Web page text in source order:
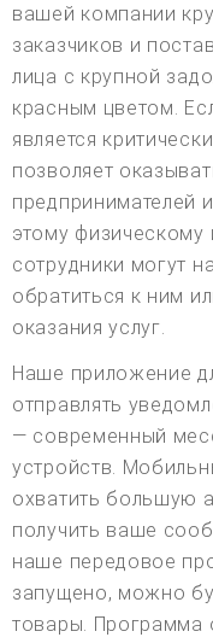
вашей компании
заказчиков и
лица с крупной
красным цветом.
является
позволяет
предпринимателей
этому физическому
сотрудники могут
обратиться к ним
оказания услуг.
Наше приложение
отправлять
— современный
устройств.
охватить большую
получить ваше
наше передовое
запущено, можно
товары. Программа